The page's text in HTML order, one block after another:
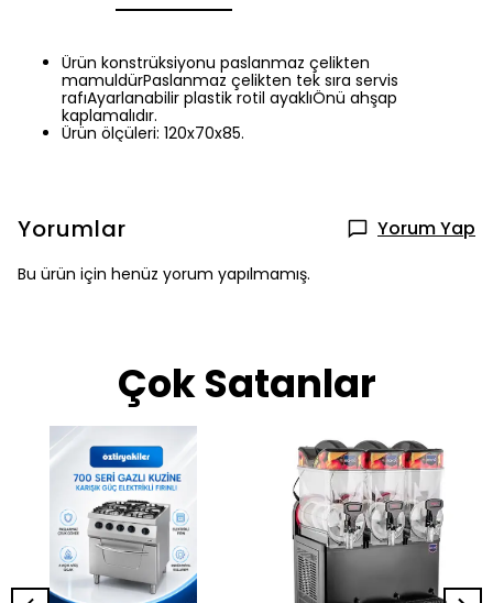
Ürün konstrüksiyonu paslanmaz çelikten
mamuldürPaslanmaz çelikten tek sıra servis
rafıAyarlanabilir plastik rotil ayaklıÖnü ahşap
kaplamalıdır.
Ürün ölçüleri: 120x70x85.
Yorumlar Yorum Yap
Bu ürün için henüz yorum yapılmamış.
Çok Satanlar